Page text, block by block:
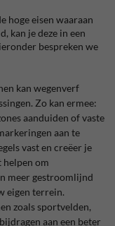
hoge eisen waaraan
kan je deze in een
bespreken we
kan wegenverf
Zo kan ermee:
aanduiden of vaste
aan te
vast en creëer je
helpen om
meer gestroomlijnd
eigen terrein.
zoals sportvelden,
aan een beter